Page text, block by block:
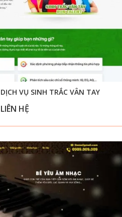
VỤ SINH TRẮC VÂN TAY
LIÊN HỆ